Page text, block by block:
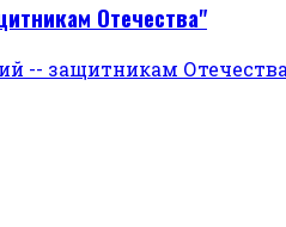
Отечества"